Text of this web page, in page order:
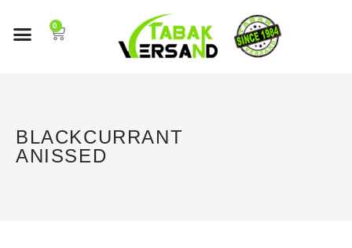
0
BLACKCURRANT
ANISSED